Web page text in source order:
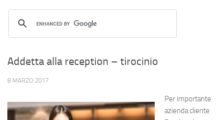
Addetta alla reception – tirocinio
8 MARZO 2017
Per importante
azienda cliente